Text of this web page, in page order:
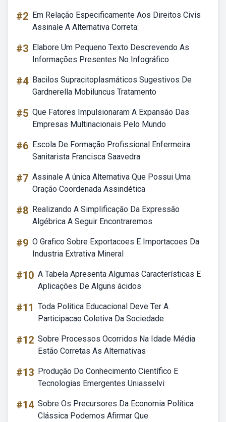
#2 Em Relação Especificamente Aos Direitos Civis
Assinale A Alternativa Correta:
#3 Elabore Um Pequeno Texto Descrevendo As
Informações Presentes No Infográfico
#4 Bacilos Supracitoplasmáticos Sugestivos De
Gardnerella Mobiluncus Tratamento
#5 Que Fatores Impulsionaram A Expansão Das
Empresas Multinacionais Pelo Mundo
#6 Escola De Formação Profissional Enfermeira
Sanitarista Francisca Saavedra
#7 Assinale A única Alternativa Que Possui Uma
Oração Coordenada Assindética
#8 Realizando A Simplificação Da Expressão
Algébrica A Seguir Encontraremos
#9 O Grafico Sobre Exportacoes E Importacoes Da
Industria Extrativa Mineral
#10 A Tabela Apresenta Algumas Características E
Aplicações De Alguns ácidos
#11 Toda Politica Educacional Deve Ter A
Participacao Coletiva Da Sociedade
#12 Sobre Processos Ocorridos Na Idade Média
Estão Corretas As Alternativas
#13 Produção Do Conhecimento Científico E
Tecnologias Emergentes Uniasselvi
#14 Sobre Os Precursores Da Economia Política
Clássica Podemos Afirmar Que